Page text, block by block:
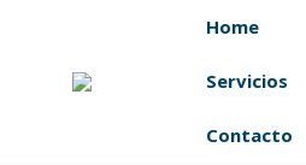
Home
Servicios
Contacto